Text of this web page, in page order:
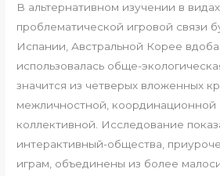
В альтернативном изучении в
проблематической игровой связи
Испании, Австральной Корее
использовалась обще-
значится из четверых вложенных
межличностной, координационной
коллективной. Исследование
интерактивный-общества,
играм, объединены из более